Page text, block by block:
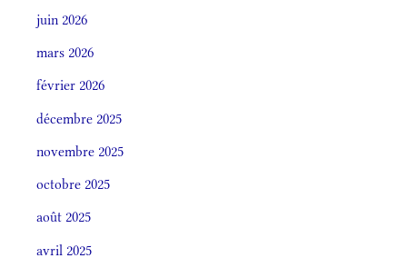
juin 2026
mars 2026
février 2026
décembre 2025
novembre 2025
octobre 2025
août 2025
avril 2025